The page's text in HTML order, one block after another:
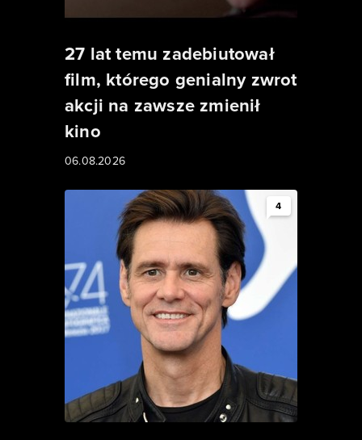
27 lat temu zadebiutował
film, którego genialny zwrot
akcji na zawsze zmienił
kino
06.08.2026
4